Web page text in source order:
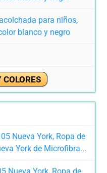
para niños,
blanco y negro
COLORES
Nueva York, Ropa de